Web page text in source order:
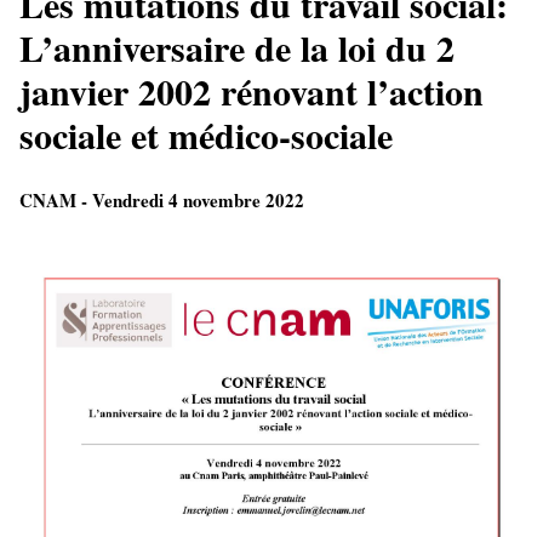
L’anniversaire de la loi du 2
janvier 2002 rénovant l’action
sociale et médico-sociale
CNAM - Vendredi 4 novembre 2022